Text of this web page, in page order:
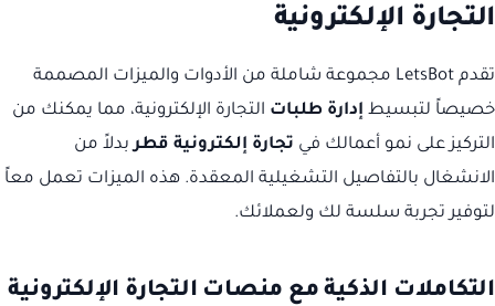
التجارة الإلكترونية
تقدم LetsBot مجموعة شاملة من الأدوات والميزات المصممة
خصيصاً لتبسيط إدارة طلبات التجارة الإلكترونية، مما يمكنك من
التركيز على نمو أعمالك في تجارة إلكترونية قطربدلاً من
الانشغال بالتفاصيل التشغيلية المعقدة. هذه الميزات تعمل معاً
لتوفير تجربة سلسة لك ولعملائك.
التكاملات الذكية مع منصات التجارة الإلكترونية